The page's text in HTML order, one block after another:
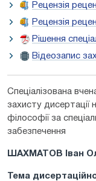
Рецензія
Рецензія
Рішення
Відеозапис
Спеціалізована
захисту
філософії за
забезпечення
ШАХМАТОВ Іван
Тема